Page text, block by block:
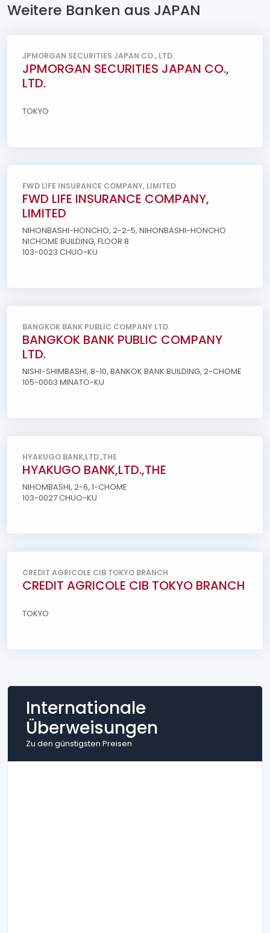
Weitere Banken aus JAPAN
JPMORGAN SECURITIES JAPAN CO., LTD.
JPMORGAN SECURITIES JAPAN CO.,
LTD.
TOKYO
FWD LIFE INSURANCE COMPANY, LIMITED
FWD LIFE INSURANCE COMPANY,
LIMITED
NIHONBASHI-HONCHO, 2-2-5, NIHONBASHI-HONCHO
NICHOME BUILDING, FLOOR 8
103-0023 CHUO-KU
BANGKOK BANK PUBLIC COMPANY LTD.
BANGKOK BANK PUBLIC COMPANY
LTD.
NISHI-SHIMBASHI, 8-10, BANKOK BANK BUILDING, 2-CHOME
105-0003 MINATO-KU
HYAKUGO BANK,LTD.,THE
HYAKUGO BANK,LTD.,THE
NIHOMBASHI, 2-6, 1-CHOME
103-0027 CHUO-KU
CREDIT AGRICOLE CIB TOKYO BRANCH
CREDIT AGRICOLE CIB TOKYO BRANCH
TOKYO
Internationale
Überweisungen
Zu den günstigsten Preisen